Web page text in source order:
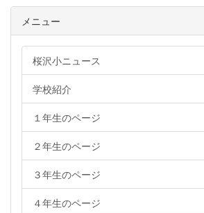
メニュー
桜沢小ニュース
学校紹介
１年生のページ
２年生のページ
３年生のページ
４年生のページ